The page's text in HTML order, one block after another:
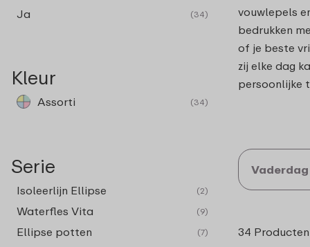
Ja (34)
Kleur
Assorti (34)
Serie
Isoleerlijn Ellipse (2)
Waterfles Vita (9)
Ellipse potten (7)
vouwlepels
bedrukken
of je beste
zij elke dag
persoonlijke
34 Producten